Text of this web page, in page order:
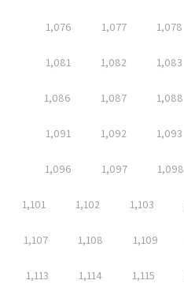
1,076 1,077 1,078
1,081 1,082 1,083
1,086 1,087 1,088
1,091 1,092 1,093
1,096 1,097 1,098
1,101 1,102 1,103
1,107 1,108 1,109
1,113 1,114 1,115